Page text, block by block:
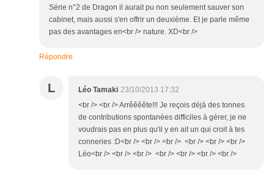
Série n°2 de Dragon il aurait pu non seulement sauver son
cabinet, mais aussi s'en offrir un deuxième. Et je parle même
pas des avantages en<br /> nature. XD<br />
Répondre
L Léo Tamaki 23/10/2013 17:32
<br /> <br /> Arrêêêête!!! Je reçois déjà des tonnes
de contributions spontanées difficiles à gérer, je ne
voudrais pas en plus qu'il y en ait un qui croit à tes
conneries :D<br /> <br /> <br /> <br /> <br /> <br />
Léo<br /> <br /> <br /> <br /> <br /> <br /> <br />